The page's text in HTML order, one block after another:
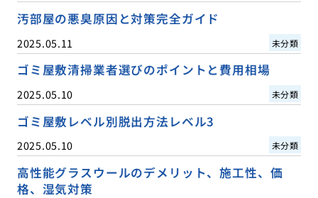
汚部屋の悪臭原因と対策完全ガイド
2025.05.11 未分類
ゴミ屋敷清掃業者選びのポイントと費用相場
2025.05.10 未分類
ゴミ屋敷レベル別脱出方法レベル3
2025.05.10 未分類
高性能グラスウールのデメリット、施工性、価
格、湿気対策